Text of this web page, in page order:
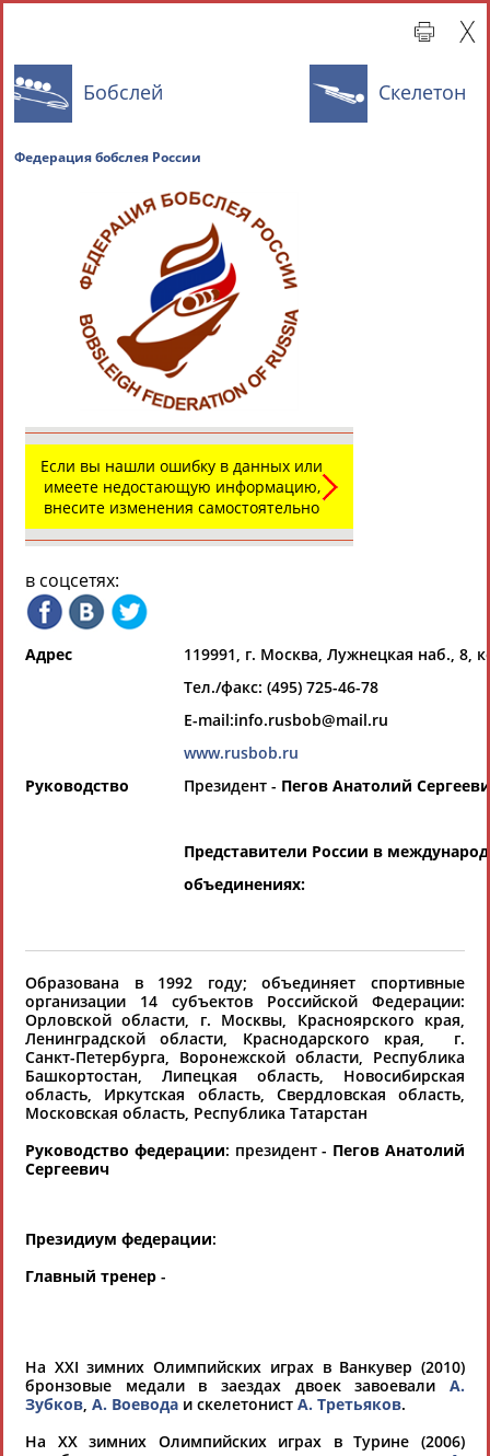
Просмотры
материалов
Всероссийские спортивные организации
СВОДНЫЕ ИНДЕКСЫ
ТАБЛО АКТИВНОСТИ
РЕСУРСНАЯ ПЛОЩАДКА
Всероссийские спортивные организации
Выберите другой тип организаций
Органы управления, федерации,
Вид спорта
Если вы решили разместить информацию о
хорошо известной вам спортивной
организации или обнаружили какую-либо
ошибку в уже опубликованных данных и
хотите ее исправить, пожалуйста, вы можете
это сделать самостоятельно
Результаты поиска: 1 организаций
Федерация бобслея России
119991, г. Москва, Лужнецкая наб.,
Президент - Пегов Анатолий
Сергеевич
Бобслей Скелетон
Федерация бобслея России
Если вы нашли ошибку в данных или
имеете недостающую информацию,
внесите изменения самостоятельно
в соцсетях:
Адрес
119991, г. Москва, Лужнецкая наб., 8,
Тел./факс: (495) 725-46-78
E-mail:info.rusbob@mail.ru
www.rusbob.ru
Руководство
Президент - Пегов Анатолий
Представители России в
объединениях:
Образована в 1992 году; объединяет спортивные
организации 14 субъектов Российской Федерации:
Орловской области, г. Москвы, Красноярского края,
Ленинградской области, Краснодарского края, г.
Санкт-Петербурга, Воронежской области, Республика
Башкортостан, Липецкая область, Новосибирская
область, Иркутская область, Свердловская область,
Московская область, Республика Татарстан
Руководство федерации: президент - Пегов Анатолий
Сергеевич
Президиум федерации:
Главный тренер -
На ХХI зимних Олимпийских играх в Ванкувер (2010)
бронзовые медали в заездах двоек завоевали А.
Зубков, А. Воевода и скелетонист А. Третьяков.
На ХХ зимних Олимпийских играх в Турине (2006)